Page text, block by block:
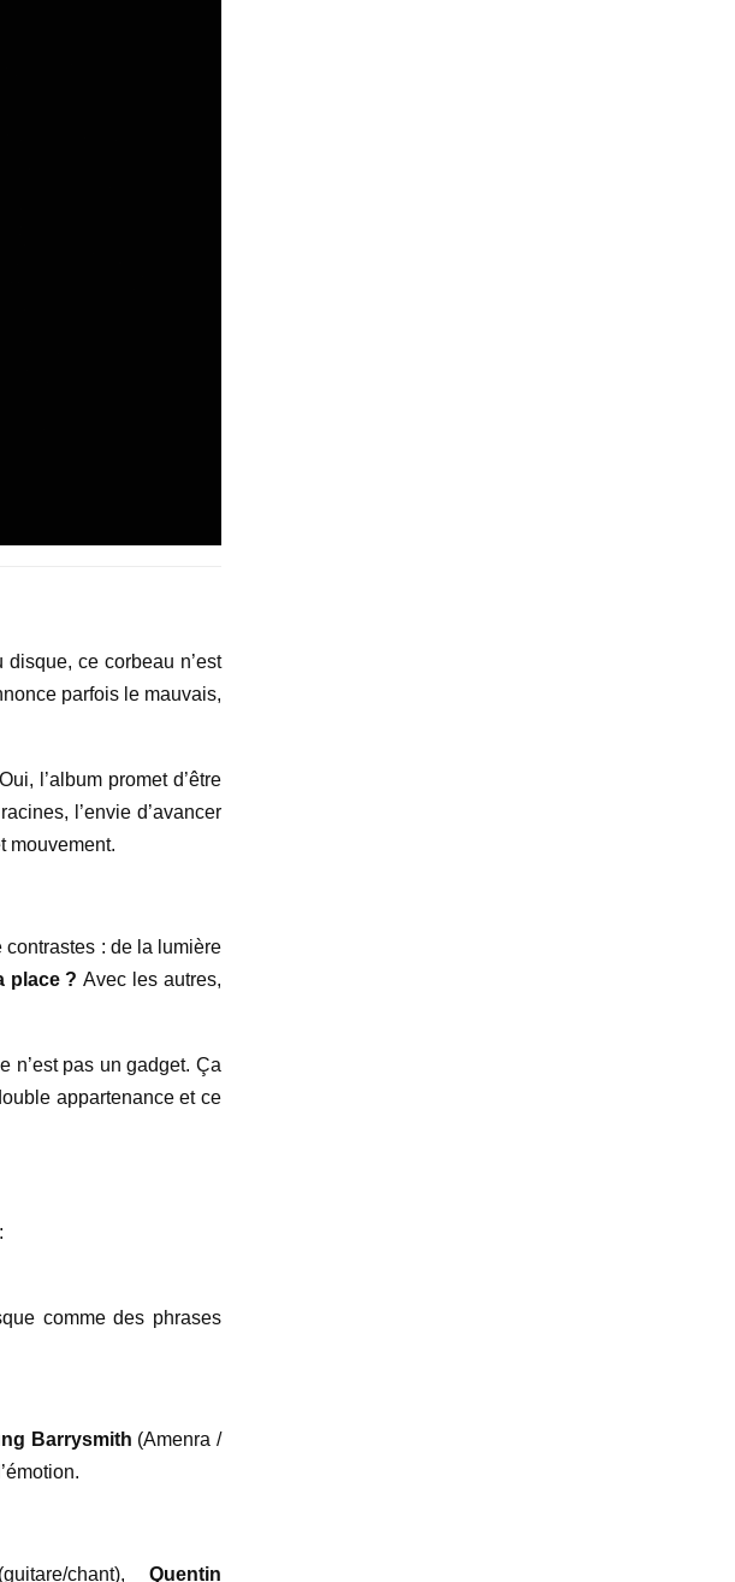
ce corbeau n’est
parfois le mauvais,
l’album promet d’être
l’envie d’avancer
mouvement.
: de la lumière
place ? Avec les autres,
n’est pas un gadget. Ça
appartenance et ce
comme des phrases
Barrysmith (Amenra /
chant), Quentin